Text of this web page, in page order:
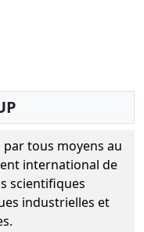
tous moyens au
international de
scientifiques
industrielles et